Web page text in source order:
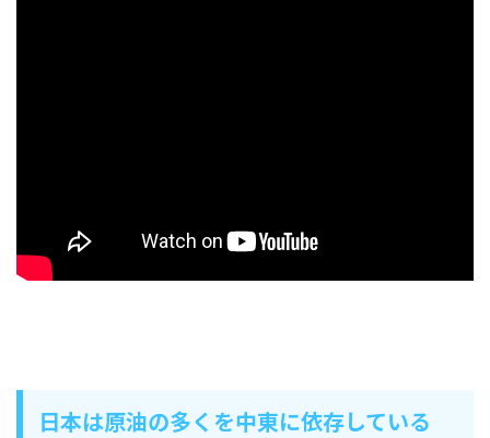
日本は原油の多くを中東に依存している